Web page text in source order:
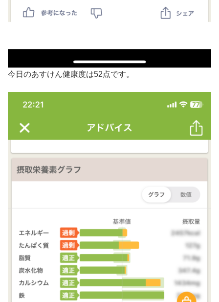
今日のあすけん健康度は52点です。